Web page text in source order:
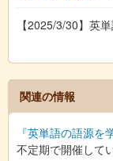
【2025/3/30】英
関連の情報
『英単語の語源を
不定期で開催して